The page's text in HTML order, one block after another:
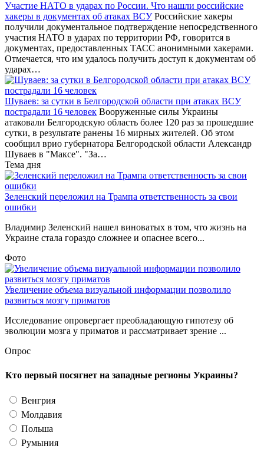
Участие НАТО в ударах по России. Что нашли российские
хакеры в документах об атаках ВСУРоссийские хакеры
получили документальное подтверждение непосредственного
участия НАТО в ударах по территории РФ, говорится в
документах, предоставленных ТАСС анонимными хакерами.
Отмечается, что им удалось получить доступ к документам об
ударах…
Шуваев: за сутки в Белгородской области при атаках ВСУ
пострадали 16 человек Вооруженные силы Украины
атаковали Белгородскую область более 120 раз за прошедшие
сутки, в результате ранены 16 мирных жителей. Об этом
сообщил врио губернатора Белгородской области Александр
Шуваев в "Максе". "За…
Тема дня
Зеленский переложил на Трампа ответственность за свои
ошибки
Владимир Зеленский нашел виноватых в том, что жизнь на
Украине стала гораздо сложнее и опаснее всего...
Фото
Увеличение объема визуальной информации позволило
развиться мозгу приматов
Исследование опровергает преобладающую гипотезу об
эволюции мозга у приматов и рассматривает зрение ...
Опрос
Кто первый посягнет на западные регионы Украины?
Венгрия
Молдавия
Польша
Румыния